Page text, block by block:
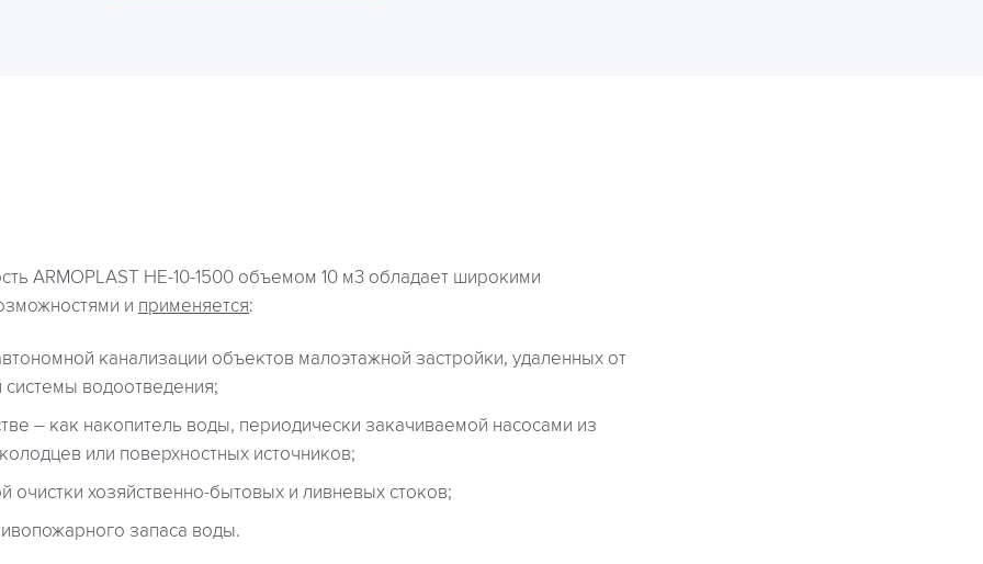
ARMOPLAST HE-10-1500 объемом 10 м3 обладает широкими
и применяется:
канализации объектов малоэтажной застройки, удаленных от
системы водоотведения;
― как накопитель воды, периодически закачиваемой насосами из
или поверхностных источников;
очистки хозяйственно-бытовых и ливневых стоков;
запаса воды.